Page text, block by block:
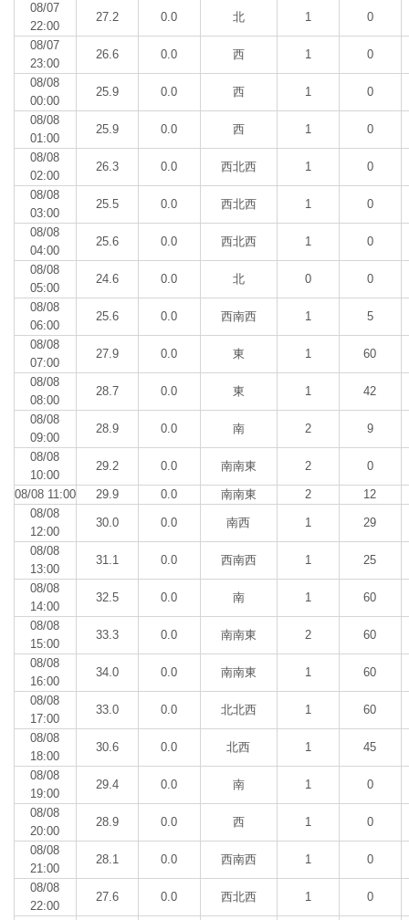
08/07
22:00
27.2 0.0 北 1 0
08/07
23:00
26.6 0.0 西 1 0
08/08
00:00
25.9 0.0 西 1 0
08/08
01:00
25.9 0.0 西 1 0
08/08
02:00
26.3 0.0 西北西 1 0
08/08
03:00
25.5 0.0 西北西 1 0
08/08
04:00
25.6 0.0 西北西 1 0
08/08
05:00
24.6 0.0 北 0 0
08/08
06:00
25.6 0.0 西南西 1 5
08/08
07:00
27.9 0.0 東 1 60
08/08
08:00
28.7 0.0 東 1 42
08/08
09:00
28.9 0.0 南 2 9
08/08
10:00
29.2 0.0 南南東 2 0
08/08 11:00 29.9 0.0 南南東 2
12
08/08
12:00
30.0 0.0 南西 1 29
08/08
13:00
31.1 0.0 西南西 1 25
08/08
14:00
32.5 0.0 南 1 60
08/08
15:00
33.3 0.0 南南東 2 60
08/08
16:00
34.0 0.0 南南東 1 60
08/08
17:00
33.0 0.0 北北西 1 60
08/08
18:00
30.6 0.0 北西 1 45
08/08
19:00
29.4 0.0 南 1 0
08/08
20:00
28.9 0.0 西 1 0
08/08
21:00
28.1 0.0 西南西 1 0
08/08
22:00
27.6 0.0 西北西 1 0